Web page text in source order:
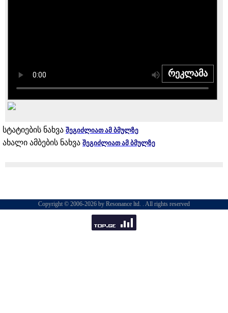
რეკლამა
სტატიების ნახვა შეგიძლიათ ამ ბმულზე
ახალი ამბების ნახვა შეგიძლიათ ამ ბმულზე
Copyright © 2006-2026 by Resonance ltd. . All rights reserved